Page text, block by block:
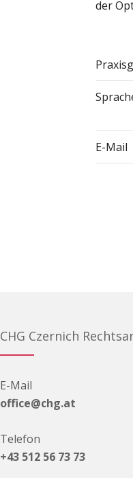
der
E-Mail
CHG Czernich
E-Mail
office@chg.at
Telefon
+43 512 56 73 73